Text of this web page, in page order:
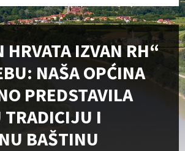
HRVATA IZVAN RH“
NAŠA OPĆINA
PREDSTAVILA
TRADICIJU I
BAŠTINU